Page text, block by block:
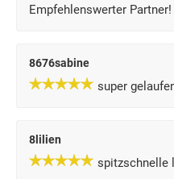
Empfehlenswerter Partner!
8676sabine
super
8lilien
spitzschnelle